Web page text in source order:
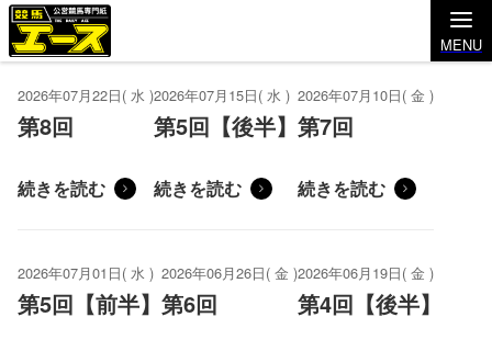
MENU
2026年07月22日( 水 )
第8回
続きを読む
2026年07月15日( 水 )
第5回【後半】
続きを読む
2026年07月10日( 金 )
第7回
続きを読む
2026年07月01日( 水 )
第5回【前半】
2026年06月26日( 金 )
第6回
2026年06月19日( 金 )
第4回【後半】